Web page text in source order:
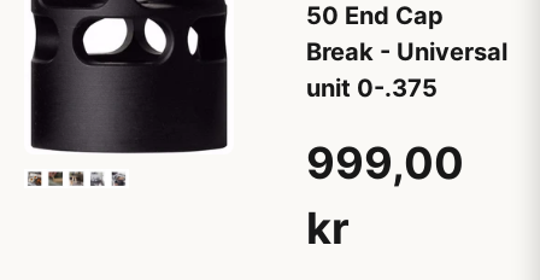
50 End Cap
Break - Universal
unit 0-.375
999,00
kr